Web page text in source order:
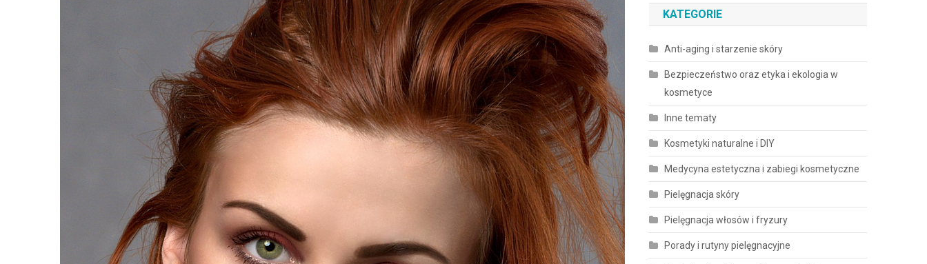
KATEGORIE
Anti-aging i starzenie skóry
Bezpieczeństwo oraz etyka i ekologia w
kosmetyce
Inne tematy
Kosmetyki naturalne i DIY
Medycyna estetyczna i zabiegi kosmetyczne
Pielęgnacja skóry
Pielęgnacja włosów i fryzury
Porady i rutyny pielęgnacyjne